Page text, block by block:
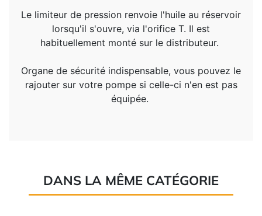
Le limiteur de pression renvoie l'huile au réservoir
lorsqu'il s'ouvre, via l'orifice T. Il est
habituellement monté sur le distributeur.
Organe de sécurité indispensable, vous pouvez le
rajouter sur votre pompe si celle-ci n'en est pas
équipée.
DANS LA MÊME CATÉGORIE